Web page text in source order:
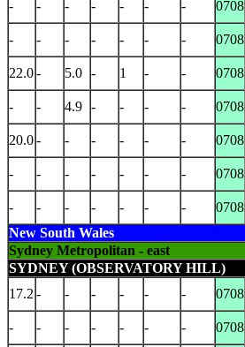
-
- - - - - - 0708
- - - - - - - 0708
22.0- 5.0 - 1 - - 0708
- - 4.9 - - - - 0708
20.0- - - - - - 0708
- - - - - - - 0708
- - - - - - - 0708
New South Wales
Sydney Metropolitan - east
SYDNEY (OBSERVATORY HILL)
17.2 - - - - - - 0708
- - - - - - - 0708